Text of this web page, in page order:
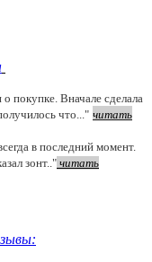
покупке. Вначале сделала
что..." читать
в последний момент.
зонт.." читать